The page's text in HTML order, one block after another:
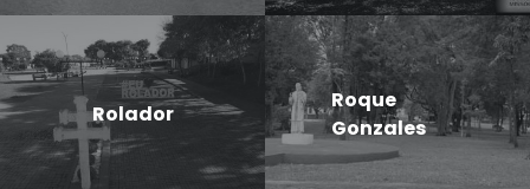
Rolador
Roque
Gonzales